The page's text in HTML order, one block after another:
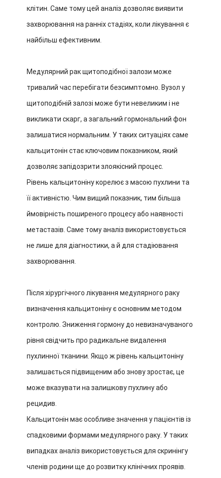
клітин. Саме тому цей аналіз дозволяє виявити
захворювання на ранніх стадіях, коли лікування є
найбільш ефективним.
Медулярний рак щитоподібної залози може
тривалий час перебігати безсимптомно. Вузол у
щитоподібній залозі може бути невеликим і не
викликати скарг, а загальний гормональний фон
залишатися нормальним. У таких ситуаціях саме
кальцитонін стає ключовим показником, який
дозволяє запідозрити злоякісний процес.
Рівень кальцитоніну корелює з масою пухлини та
її активністю. Чим вищий показник, тим більша
ймовірність поширеного процесу або наявності
метастазів. Саме тому аналіз використовується
не лише для діагностики, а й для стадіювання
захворювання.
Після хірургічного лікування медулярного раку
визначення кальцитоніну є основним методом
контролю. Зниження гормону до невизначуваного
рівня свідчить про радикальне видалення
пухлинної тканини. Якщо ж рівень кальцитоніну
залишається підвищеним або знову зростає, це
може вказувати на залишкову пухлину або
рецидив.
Кальцитонін має особливе значення у пацієнтів із
спадковими формами медулярного раку. У таких
випадках аналіз використовується для скринінгу
членів родини ще до розвитку клінічних проявів.